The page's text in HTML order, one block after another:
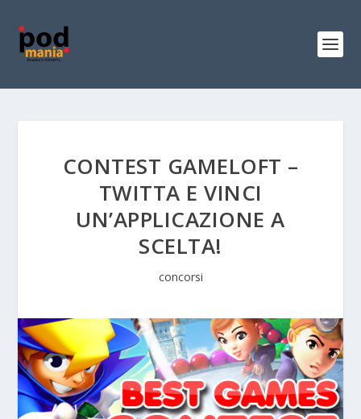
CONTEST GAMELOFT –
TWITTA E VINCI
UN’APPLICAZIONE A
SCELTA!
concorsi